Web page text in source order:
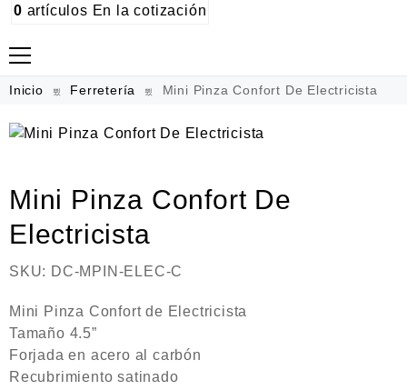
0 artículos En la cotización
Madera
Neumática
Ferretería
Mezcladoras
Línea de productos Virutex
Campismo
Ciclismo
Inicio Ferretería Mini Pinza Confort De Electricista
Mini Pinza Confort De
Electricista
SKU: DC-MPIN-ELEC-C
Mini Pinza Confort de Electricista
Tamaño 4.5”
Forjada en acero al carbón
Recubrimiento satinado